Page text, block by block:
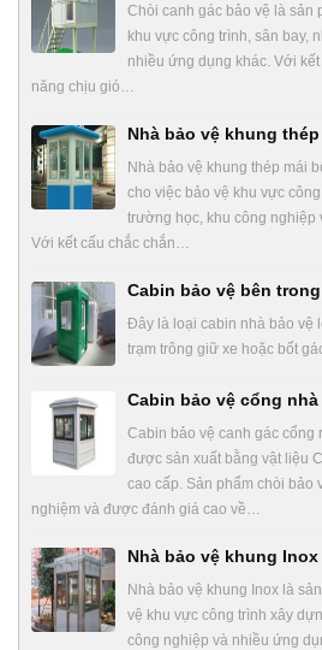
Chòi canh gác bảo vệ là sản
khu vực công trình, sân bay,
nhiều ứng dụng khác. Với
năng chịu gió…
Nhà bảo vệ khung
Nhà bảo vệ khung thép mái
cho việc bảo vệ khu vực
trường học, khu công nghiệp
Với kết cấu chắc chắn…
Cabin bảo vệ bên
Đây là loại cabin nhà bảo vệ
trạm trông giữ xe hoặc bốt
Cabin bảo vệ cổng nhà
Cabin bảo vệ canh gác cổng
được sản xuất bằng vật liệu
cao cấp. Sản phẩm chòi bảo
nghiệm và được đánh giá cao về…
Nhà bảo vệ khung Inox
Nhà bảo vệ khung Inox là
vệ khu vực công trình xây
công nghiệp và nhiều ứng